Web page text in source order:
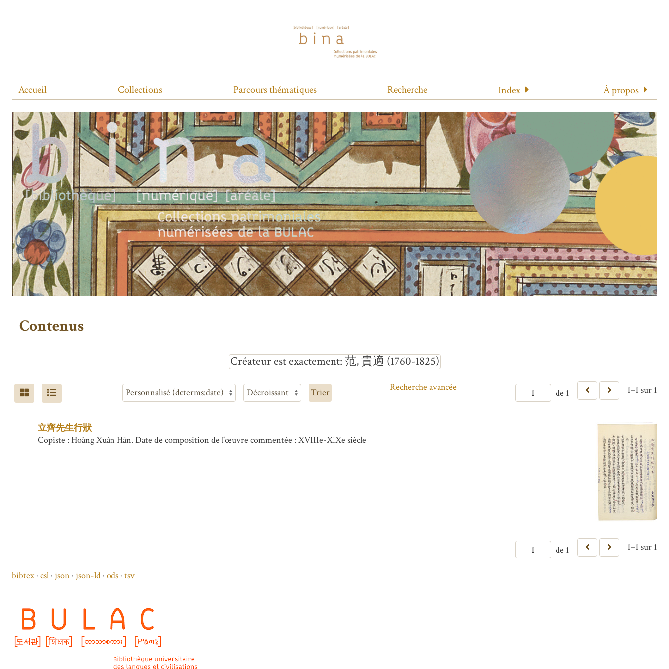
Accueil Collections Parcours thématiques Recherche Index À propos
Contenus
Créateur est exactement 范, 貴適 (1760-1825)
de 1 1–1 sur 1
Recherche avancée
Trier
立齊先生行狀
Copiste : Hoàng Xuân Hãn. Date de composition de l'œuvre commentée : XVIIIe-XIXe siècle
de 1 1–1 sur 1
bibtex csl json json-ld ods tsv